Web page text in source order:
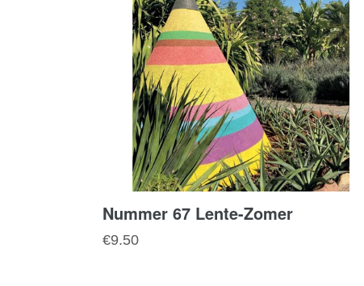
Nummer 67 Lente-Zomer
Normale
€9.50